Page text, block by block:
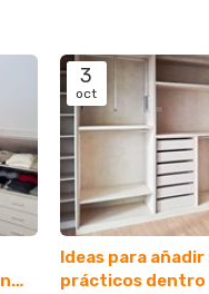
3
oct
Ideas para
prácticos dentro